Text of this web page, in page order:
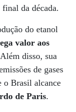
da década.
do etanol
valor aos
disso, sua
de gases
o Brasil alcance
de Paris.